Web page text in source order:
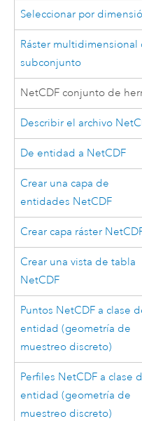
Seleccionar por
Ráster multidimensional
subconjunto
NetCDF conjunto de
Describir el archivo
De entidad a NetCDF
Crear una capa de
entidades NetCDF
Crear capa ráster
Crear una vista de tabla
NetCDF
Puntos NetCDF a clase
entidad (geometría de
muestreo discreto)
Perfiles NetCDF a clase
entidad (geometría de
muestreo discreto)